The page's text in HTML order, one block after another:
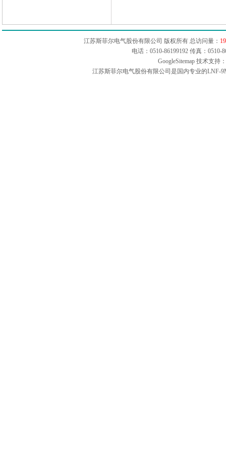
江苏斯菲尔电气股份有限公司 版权所有 总访问量：
电话：0510-86199192 传真：
GoogleSitemap技术支持
江苏斯菲尔电气股份有限公司是国内专业的LNF-